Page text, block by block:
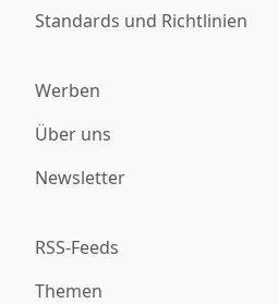
Standards und Richtlinien
Werben
Über uns
Newsletter
RSS-Feeds
Themen